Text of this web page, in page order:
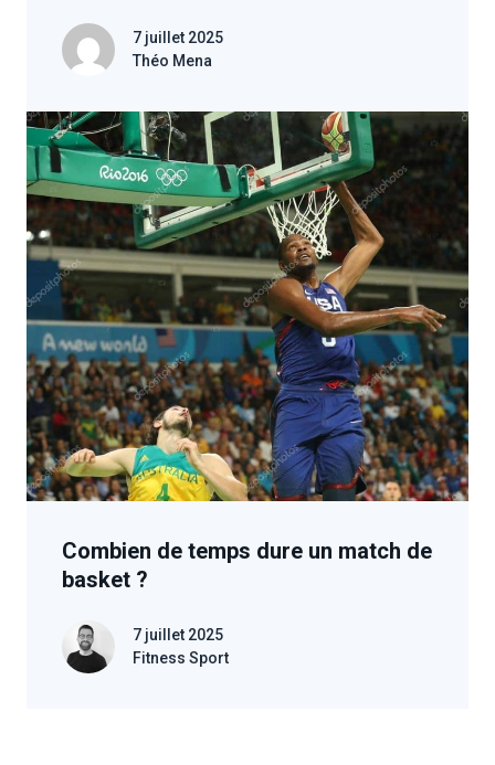
7 juillet 2025
Théo Mena
Combien de temps dure un match de
basket ?
7 juillet 2025
Fitness Sport